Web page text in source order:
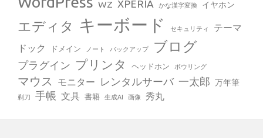
WZ XPERIA かな漢字変換 イヤホン
エディタ キーボード セキュリティ
テーマ
ドック
ドメイン ノート バックアップ ブログ
プラグイン プリンタ ヘッドホン ボウリング
マウス モニター レンタルサーバ 一太郎 万年筆
剃刀 手帳 文具 書籍 生成AI 画像 秀丸